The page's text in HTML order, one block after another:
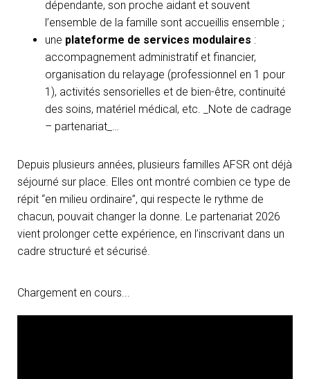
dépendante, son proche aidant et souvent
l’ensemble de la famille sont accueillis ensemble ;
une plateforme de services modulaires :
accompagnement administratif et financier,
organisation du relayage (professionnel en 1 pour
1), activités sensorielles et de bien-être, continuité
des soins, matériel médical, etc. _Note de cadrage
– partenariat_…
Depuis plusieurs années, plusieurs familles AFSR ont déjà
séjourné sur place. Elles ont montré combien ce type de
répit “en milieu ordinaire”, qui respecte le rythme de
chacun, pouvait changer la donne. Le partenariat 2026
vient prolonger cette expérience, en l’inscrivant dans un
cadre structuré et sécurisé.
Chargement en cours...